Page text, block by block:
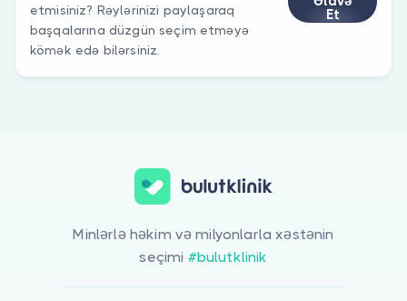
etmisiniz? Rəylərinizi paylaşaraq
başqalarına düzgün seçim etməyə
kömək edə bilərsiniz.
Et
Minlərlə həkim və milyonlarla xəstənin
seçimi #bulutklinik